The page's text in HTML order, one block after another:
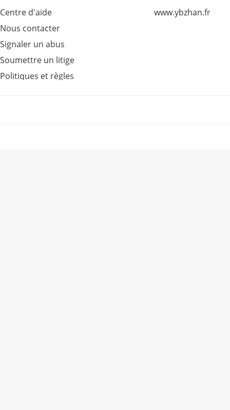
Centre d'aide
Nous contacter
Signaler un abus
Soumettre un litige
Politiques et règles
www.ybzhan.fr